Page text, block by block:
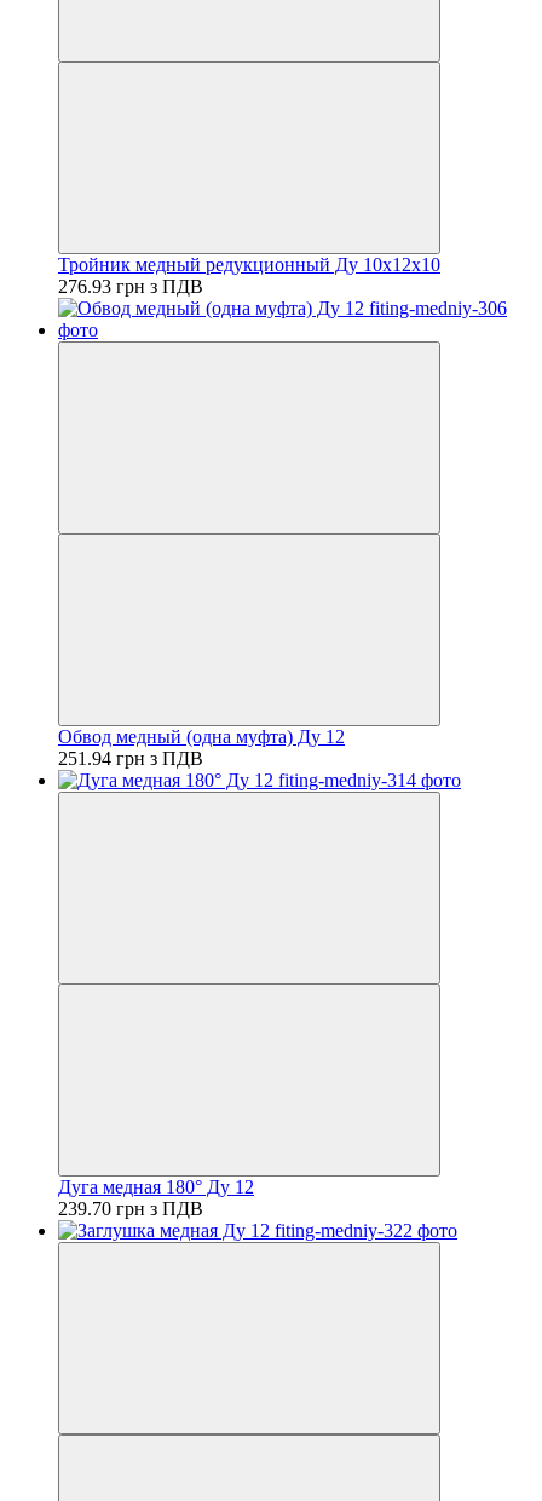
Тройник медный редукционный Ду 10х12х10
276.93 грн з ПДВ
Обвод медный (одна муфта) Ду 12
251.94 грн з ПДВ
Дуга медная 180° Ду 12
239.70 грн з ПДВ